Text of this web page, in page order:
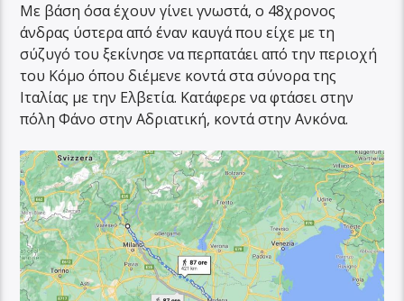
Με βάση όσα έχουν γίνει γνωστά, ο 48χρονος
άνδρας ύστερα από έναν καυγά που είχε με τη
σύζυγό του ξεκίνησε να περπατάει από την περιοχή
του Κόμο όπου διέμενε κοντά στα σύνορα της
Ιταλίας με την Ελβετία. Κατάφερε να φτάσει στην
πόλη Φάνο στην Αδριατική, κοντά στην Ανκόνα.